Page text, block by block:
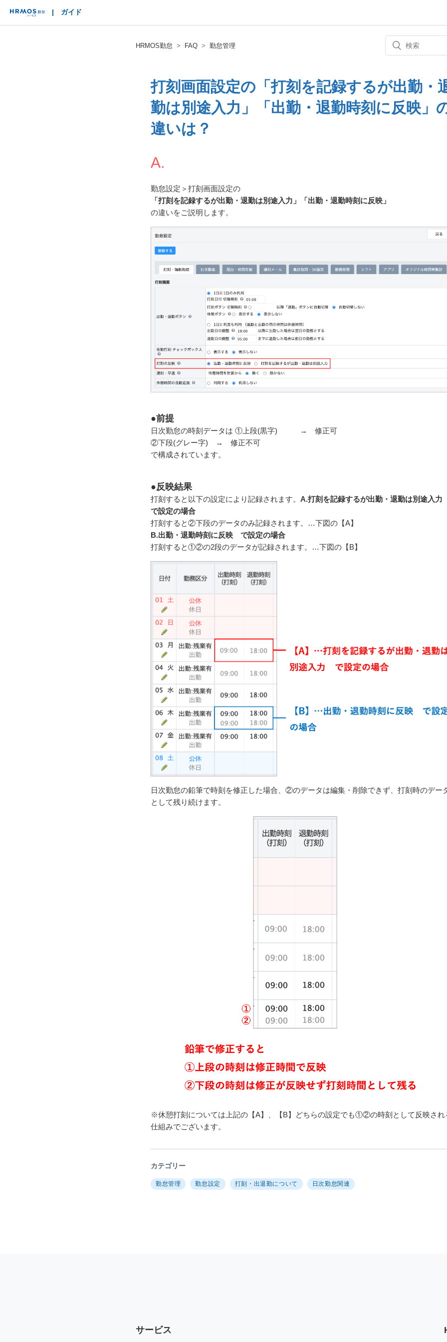
HRMOS
| ガイド
HRMOS勤怠 FAQ 勤怠管理
打刻画面設定の「打刻を記録するが出勤・
勤は別途入力」「出勤・退勤時刻に反映」
違いは？
A.
勤怠設定＞打刻画面設定の
「打刻を記録するが出勤・退勤は別途入力」「出勤・退勤時刻に反映」
の違いをご説明します。
●前提
日次勤怠の時刻データは ①上段(黒字) → 修正可
②下段(グレー字) → 修正不可
で構成されています。
●反映結果
打刻すると以下の設定により記録されます。 A.打刻を記録するが出勤・退勤は別途入
で設定の場合
打刻すると②下段のデータのみ記録されます。…下図の【A】
B.出勤・退勤時刻に反映 で設定の場合
打刻すると①②の2段のデータが記録されます。…下図の【B】
日次勤怠の鉛筆で時刻を修正した場合、②のデータは編集・削除できず、打刻時のデー
として残り続けます。
※休憩打刻については上記の【A】、【B】どちらの設定でも①②の時刻として反映され
仕組みでございます。
カテゴリー
勤怠管理 勤怠設定 打刻・出退勤について 日次勤怠関連
サービス